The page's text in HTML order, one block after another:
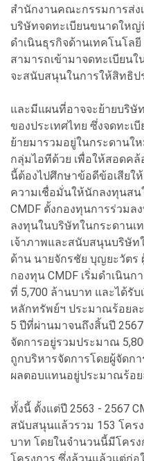
สำนักงานคณะกรรมการส่ง
บริษัทจดทะเบียนขนาดใหญ่
ดำเนินธุรกิจด้านเทคโนโล
สามารถเข้ามาจดทะเบียน
จะสนับสนุนในการให้สิทธิป
และมีแผนที่อาจจะย้ายบริษั
ของประเทศไทย ซึ่งจดทะเ
ย้ายมารวมอยู่ในกระดานใ
กลุ่มไอทีด้วย เพื่อให้สอดคล้
นี้ต้องไปศึกษาข้อดีข้อเสียใ
ความเชื่อมั่นให้นักลงทุนสน
CMDF ตั้งกองทุนการร่วมล
ลงทุนในบริษัทในกระดานเ
เจ้าภาพและสนับสนุนบริษัท
ด้าน นายจักรชัย บุญยะวัตร
กองทุน CMDF เริ่มดำเนิน
ที่ 5,700 ล้านบาท และได้รั
หลักทรัพย์ฯ ประมาณร้อยล
5 ปีที่ผ่านมาจนถึงสิ้นปี
จัดการอยู่รวมประมาณ
ถูกบริหารจัดการโดยผู้จัดกา
ผลตอบแทนอยู่ประมาณร้อย
ทั้งนี้ ตั้งแต่ปี 2563 - 2567
สนับสนุนแล้วรวม 153 โคร
บาท โดยในจำนวนนี้มีโครง